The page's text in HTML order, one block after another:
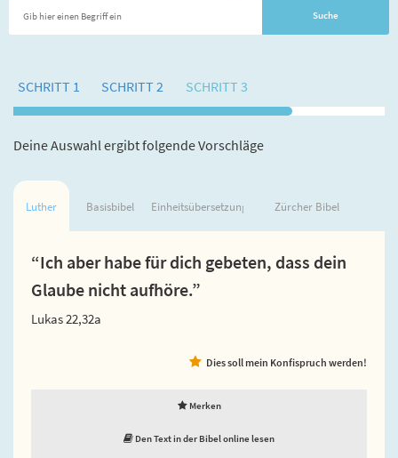
SCHRITT 1 SCHRITT 2 SCHRITT 3
Deine Auswahl ergibt folgende Vorschläge
Luther Basisbibel Einheitsübersetzung Zürcher Bibel
“Ich aber habe für dich gebeten, dass dein
Glaube nicht aufhöre.”
Lukas 22,32a
Dies soll mein Konfispruch werden!
Merken
Den Text in der Bibel online lesen